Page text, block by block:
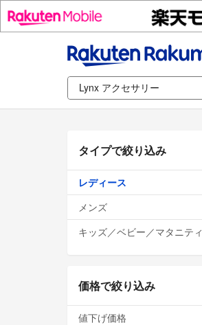
タイプで絞り込み
レディース
メンズ
キッズ／ベビー／マタニティ
価格で絞り込み
値下げ価格